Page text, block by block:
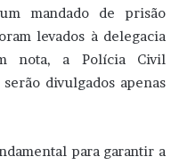
mandado de prisão
levados à delegacia
nota, a Polícia Civil
divulgados apenas
para garantir a